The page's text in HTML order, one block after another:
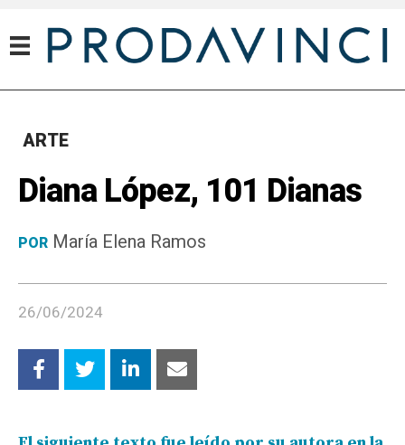
ARTE
Diana López, 101 Dianas
POR María Elena Ramos
26/06/2024